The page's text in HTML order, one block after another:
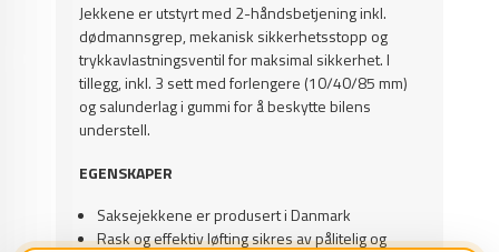
Jekkene er utstyrt med 2-håndsbetjening inkl.
dødmannsgrep, mekanisk sikkerhetsstopp og
trykkavlastningsventil for maksimal sikkerhet. I
tillegg, inkl. 3 sett med forlengere (10/40/85 mm)
og salunderlag i gummi for å beskytte bilens
understell.
EGENSKAPER
Saksejekkene er produsert i Danmark
Rask og effektiv løfting sikres av pålitelig og